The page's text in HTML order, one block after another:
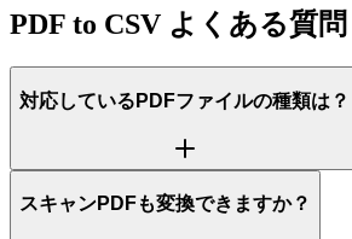
PDF to CSV よくある質問
対応しているPDFファイルの種類は？
スキャンPDFも変換できますか？